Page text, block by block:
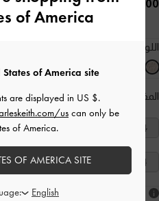
35.00 OMR
اللون:
المقاس: اختر المقاس دليل المقاسات
34
36
37
41
هل أعجبكَ ما رأيت؟
of America
of America site
are displayed in US $.
us can only be
of America.
OF AMERICA SITE